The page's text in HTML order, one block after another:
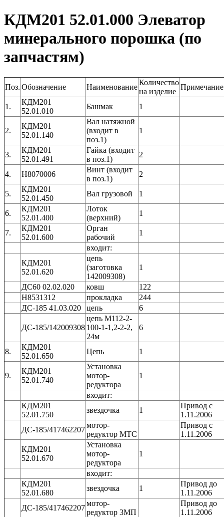
КДМ201 52.01.000 Элеватор
минерального порошка (по
запчастям)
Поз. Обозначение Наименование
Количество
на изделие
Примечание
1.
КДМ201
52.01.010
Башмак 1
2.
КДМ201
52.01.140
Вал натяжной
(входит в
поз.1)
1
3.
КДМ201
52.01.491
Гайка (входит
в поз.1)
2
4. Н8070006
Винт (входит
в поз.1)
2
5.
КДМ201
52.01.450
Вал грузовой 1
6.
КДМ201
52.01.400
Лоток
(верхний)
1
7.
КДМ201
52.01.600
Орган
рабочий
1
входит:
КДМ201
52.01.620
цепь
(заготовка
142009308)
1
ДС60 02.02.020 ковш
122
Н8531312
прокладка
244
ДС-185 41.03.020
цепь 6
ДС-185/142009308
цепь М112-2-
100-1-1,2-2-2,
24м
6
8.
КДМ201
52.01.650
Цепь 1
9.
КДМ201
52.01.740
Установка
мотор-
редуктора
1
входит:
КДМ201
52.01.750
звездочка 1
Привод с
1.11.2006
ДС-185/417462207
мотор-
редуктор МТС
Привод с
1.11.2006
КДМ201
52.01.670
Установка
мотор-
редуктора
1
входит:
КДМ201
52.01.680
звездочка 1
Привод до
1.11.2006
ДС-185/417462207
мотор-
редуктор 3МП
Привод до
1.11.2006